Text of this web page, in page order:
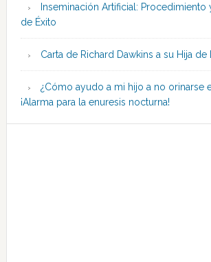
Inseminación Artificial: Procedimiento
de Éxito
Carta de Richard Dawkins a su Hija de
¿Cómo ayudo a mi hijo a no orinarse
¡Alarma para la enuresis nocturna!